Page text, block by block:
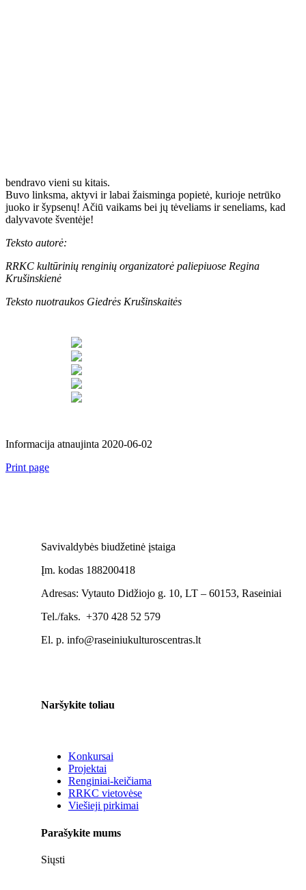
bendravo vieni su kitais.
Buvo linksma, aktyvi ir labai žaisminga popietė, kurioje netrūko
juoko ir šypsenų! Ačiū vaikams bei jų tėveliams ir seneliams, kad
dalyvavote šventėje!
Teksto autorė:
RRKC kultūrinių renginių organizatorė paliepiuose Regina
Krušinskienė
Teksto nuotraukos Giedrės Krušinskaitės
Informacija atnaujinta 2020-06-02
Print page
Savivaldybės biudžetinė įstaiga
Įm. kodas 188200418
Adresas: Vytauto Didžiojo g. 10, LT – 60153, Raseiniai
Tel./faks. +370 428 52 579
El. p. info@raseiniukulturoscentras.lt
Naršykite toliau
Konkursai
Projektai
Renginiai-keičiama
RRKC vietovėse
Viešieji pirkimai
Parašykite mums
Siųsti